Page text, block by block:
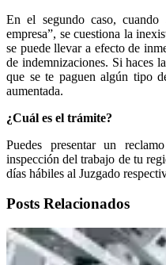
En el segundo caso, cuando
empresa”, se cuestiona la
se puede llevar a efecto de
de indemnizaciones. Si haces
que se te paguen algún tipo
aumentada.
¿Cuál es el trámite?
Puedes presentar un
inspección del trabajo de tu
días hábiles al Juzgado
Posts Relacionados